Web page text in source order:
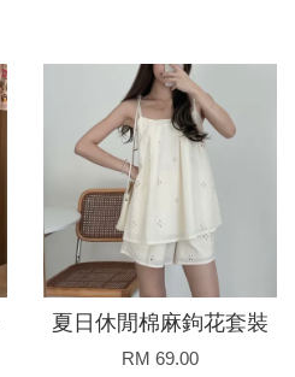
夏日休閒棉麻鉤花套裝
RM 69.00